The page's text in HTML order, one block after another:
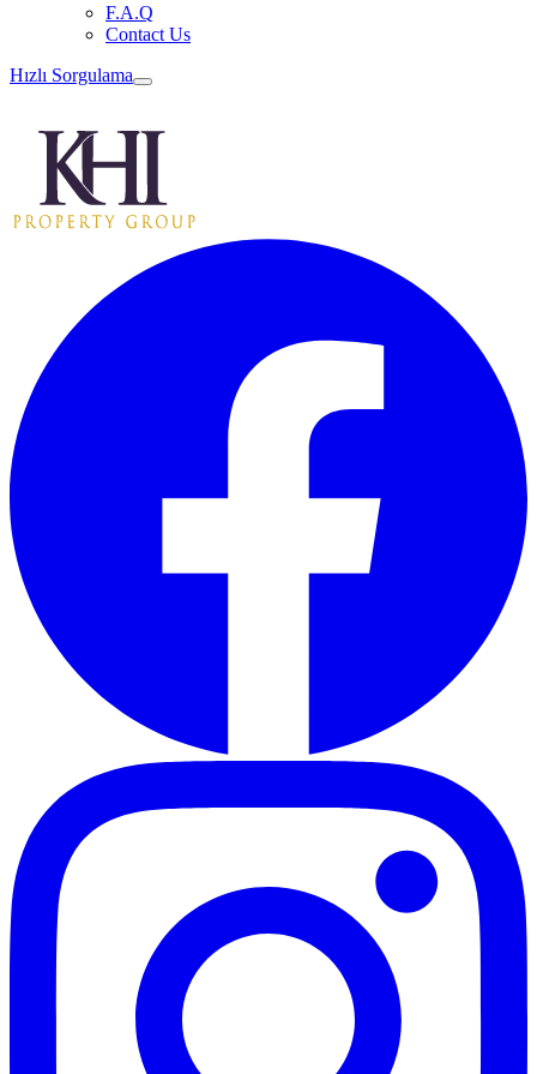
F.A.Q
Contact Us
Hızlı Sorgulama